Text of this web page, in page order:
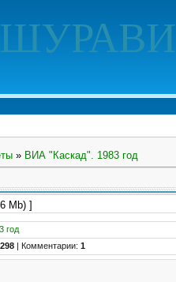
» ВИА "Каскад". 1983 год
Mb) ]
год
Комментарии: 1